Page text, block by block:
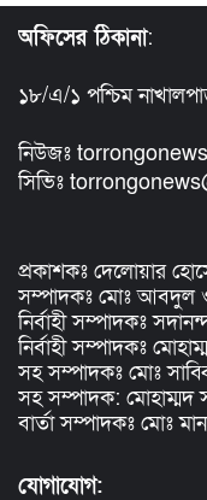
অফিসের ঠিকানা:
১৮/এ/১ পশ্চিম
নিউজঃ
সিভিঃ
প্রকাশকঃ দেলোয়ার
সম্পাদকঃ মোঃ আবদুল
নির্বাহী সম্পাদকঃ
নির্বাহী সম্পাদকঃ
সহ সম্পাদকঃ মোঃ
সহ সম্পাদক: মোহাম্মদ
বার্তা সম্পাদকঃ মোঃ
যোগাযোগ: